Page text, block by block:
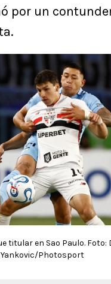
por un
titular en Sao Paulo. Foto:
Yankovic/Photosport